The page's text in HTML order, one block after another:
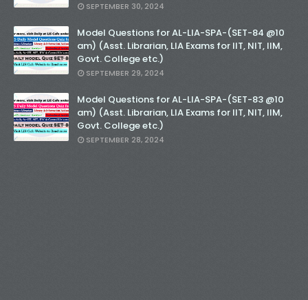
SEPTEMBER 30, 2024
Model Questions for AL-LIA-SPA-(SET-84 @10
am) (Asst. Librarian, LIA Exams for IIT, NIT, IIM,
Govt. College etc.)
SEPTEMBER 29, 2024
Model Questions for AL-LIA-SPA-(SET-83 @10
am) (Asst. Librarian, LIA Exams for IIT, NIT, IIM,
Govt. College etc.)
SEPTEMBER 28, 2024